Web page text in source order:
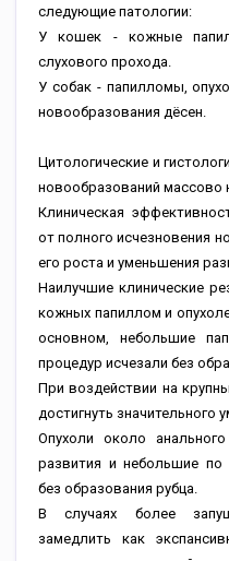
следующие патологии:
У кошек - кожные
слухового прохода.
У собак - папилломы,
новообразования дёсен.
Цитологические и
новообразований массово
Клиническая
от полного исчезновения
его роста и уменьшения
Наилучшие клинические
кожных папиллом и
основном, небольшие
процедур исчезали без
При воздействии на
достигнуть значительного
Опухоли около
развития и небольшие
без образования рубца.
В случаях более
замедлить как